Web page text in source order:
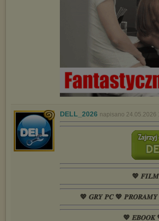
DELL_2026 napisano 24.05.2026
💖
💖 𝑮𝑹𝒀 𝑷𝑪 💖
💖 𝑬𝑩𝑶𝑶𝑲